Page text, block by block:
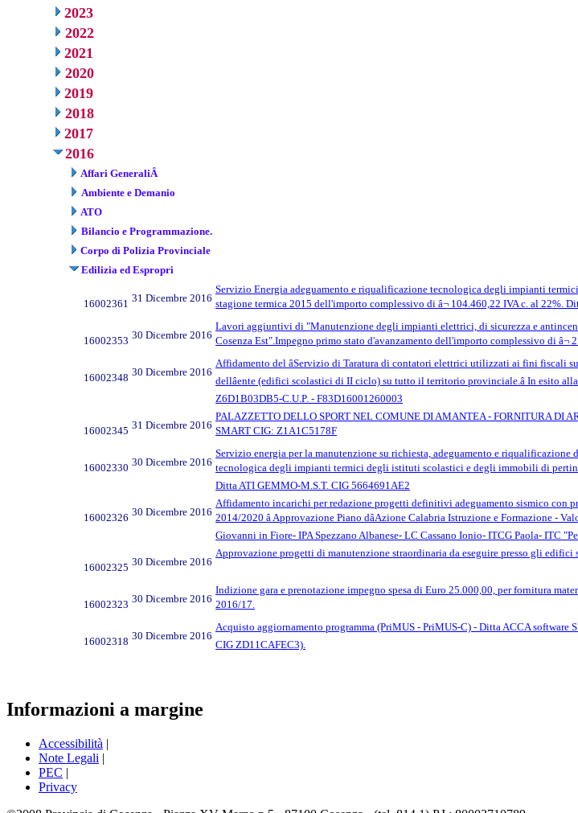
2023
2022
2021
2020
2019
2018
2017
2016
Affari GeneraliÂ
Ambiente e Demanio
ATO
Bilancio e Programmazione.
Corpo di Polizia Provinciale
Edilizia ed Espropri
16002361 31 Dicembre 2016
Servizio Energia adeguamento e riqualificazione tecnologica degli impianti
stagione termica 2015 dell'importo complessivo di â¬ 104.460,22 IVA c. al 22%.
16002353 30 Dicembre 2016
Lavori aggiuntivi di "Manutenzione degli impianti elettrici, di sicurezza e
Cosenza Est".Impegno primo stato d'avanzamento dell'importo complessivo di
16002348 30 Dicembre 2016
Affidamento del âServizio di Taratura di contatori elettrici utilizzati ai fini
dellâente (edifici scolastici di II ciclo) su tutto il territorio provinciale.â In esito
Z6D1B03DB5-C.U.P. - F83D16001260003
16002345 31 Dicembre 2016
PALAZZETTO DELLO SPORT NEL COMUNE DI AMANTEA - FORNITURA DI
SMART CIG: Z1A1C5178F
16002330 30 Dicembre 2016
Servizio energia per la manutenzione su richiesta, adeguamento e
tecnologica degli impianti termici degli istituti scolastici e degli immobili di
Ditta ATI GEMMO-M.S.T. CIG 5664691AE2
16002326 30 Dicembre 2016
Affidamento incarichi per redazione progetti definitivi adeguamento sismico con
2014/2020 â Approvazione Piano dâAzione Calabria Istruzione e Formazione -
Giovanni in Fiore- IPA Spezzano Albanese- LC Cassano Ionio- ITCG Paola- ITC
16002325 30 Dicembre 2016
Approvazione progetti di manutenzione straordinaria da eseguire presso gli
16002323 30 Dicembre 2016
Indizione gara e prenotazione impegno spesa di Euro 25.000,00, per fornitura
2016/17.
16002318 30 Dicembre 2016
Acquisto aggiornamento programma (PriMUS - PriMUS-C) - Ditta ACCA software
CIG ZD11CAFEC3).
Informazioni a margine
Accessibilità |
Note Legali |
PEC |
Privacy